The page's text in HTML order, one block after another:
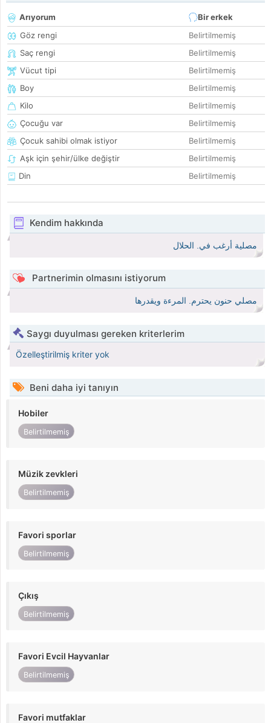
Arıyorum
Bir erkek
Göz rengi
Belirtilmemiş
Saç rengi
Belirtilmemiş
Vücut tipi
Belirtilmemiş
Boy
Belirtilmemiş
Kilo
Belirtilmemiş
Çocuğu var
Belirtilmemiş
Çocuk sahibi olmak istiyor
Belirtilmemiş
Aşk için şehir/ülke değiştir
Belirtilmemiş
Din
Belirtilmemiş
Kendim hakkında
مصلية أرغب في. الحلال
Partnerimin olmasını istiyorum
مصلي حنون يحترم. المرءة ويقدرها
Saygı duyulması gereken kriterlerim
Özelleştirilmiş kriter yok
Beni daha iyi tanıyın
Hobiler
Belirtilmemiş
Müzik zevkleri
Belirtilmemiş
Favori sporlar
Belirtilmemiş
Çıkış
Belirtilmemiş
Favori Evcil Hayvanlar
Belirtilmemiş
Favori mutfaklar